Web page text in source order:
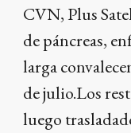
CVN, Plus
de páncreas,
larga
de julio.Los
luego